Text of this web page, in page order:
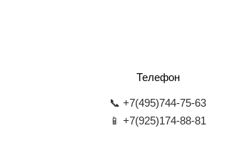
Телефон
📞 +7(495)744-75-63
📱 +7(925)174-88-81